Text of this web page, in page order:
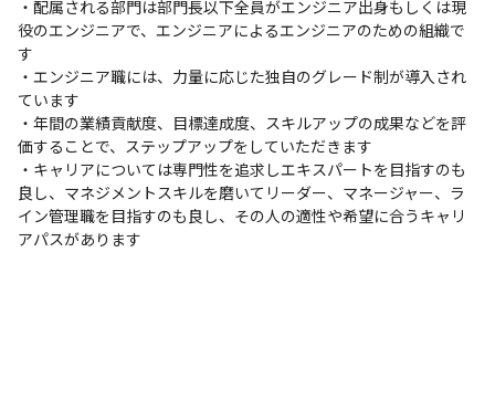
・配属される部門は部門長以下全員がエンジニア出身もしくは現
役のエンジニアで、エンジニアによるエンジニアのための組織で
す
・エンジニア職には、力量に応じた独自のグレード制が導入され
ています
・年間の業績貢献度、目標達成度、スキルアップの成果などを評
価することで、ステップアップをしていただきます
・キャリアについては専門性を追求しエキスパートを目指すのも
良し、マネジメントスキルを磨いてリーダー、マネージャー、ラ
イン管理職を目指すのも良し、その人の適性や希望に合うキャリ
アパスがあります